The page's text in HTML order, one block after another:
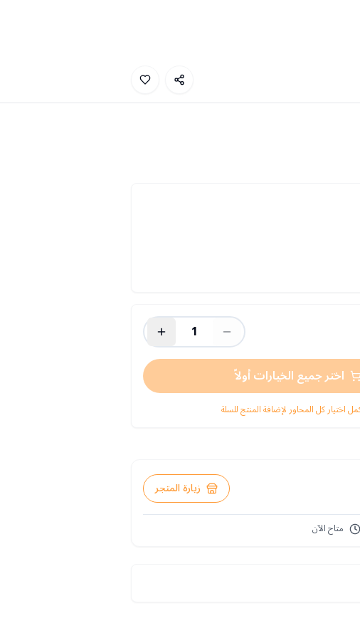
1
اختر جميع الخيارات أولاً
اختيار كل المحاور لإضافة المنتج للسلة
زيارة المتجر
متاح الآن